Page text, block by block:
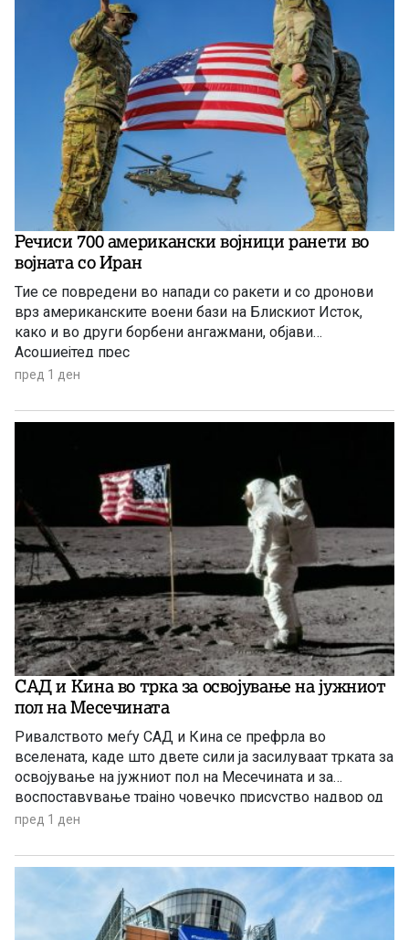
Речиси 700 американски војници ранети во
војната со Иран
Тие се повредени во напади со ракети и со дронови
врз американските воени бази на Блискиот Исток,
како и во други борбени ангажмани, објави
Асошиејтед прес
пред 1 ден
САД и Кина во трка за освојување на јужниот
пол на Месечината
Ривалството меѓу САД и Кина се префрла во
вселената, каде што двете сили ја засилуваат трката за
освојување на јужниот пол на Месечината и за
воспоставување трајно човечко присуство надвор од
Земјата.
пред 1 ден